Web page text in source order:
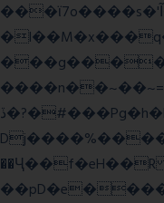
ڏ�?�#���Pg�h�ELB�
��Ҷ��f�eH��R